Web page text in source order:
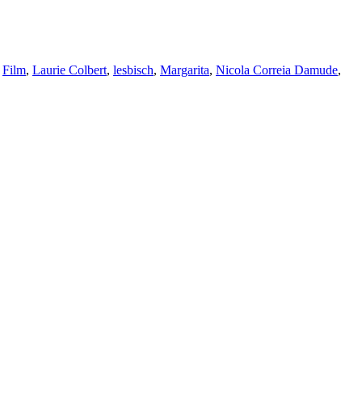
Film, Laurie Colbert, lesbisch, Margarita, Nicola Correia Damude,